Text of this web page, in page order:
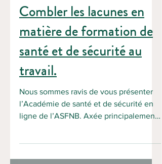
Combler les lacunes en
matière de formation de
santé et de sécurité au
travail.
Nous sommes ravis de vous présenter
l’Académie de santé et de sécurité en
sur la santé et la...